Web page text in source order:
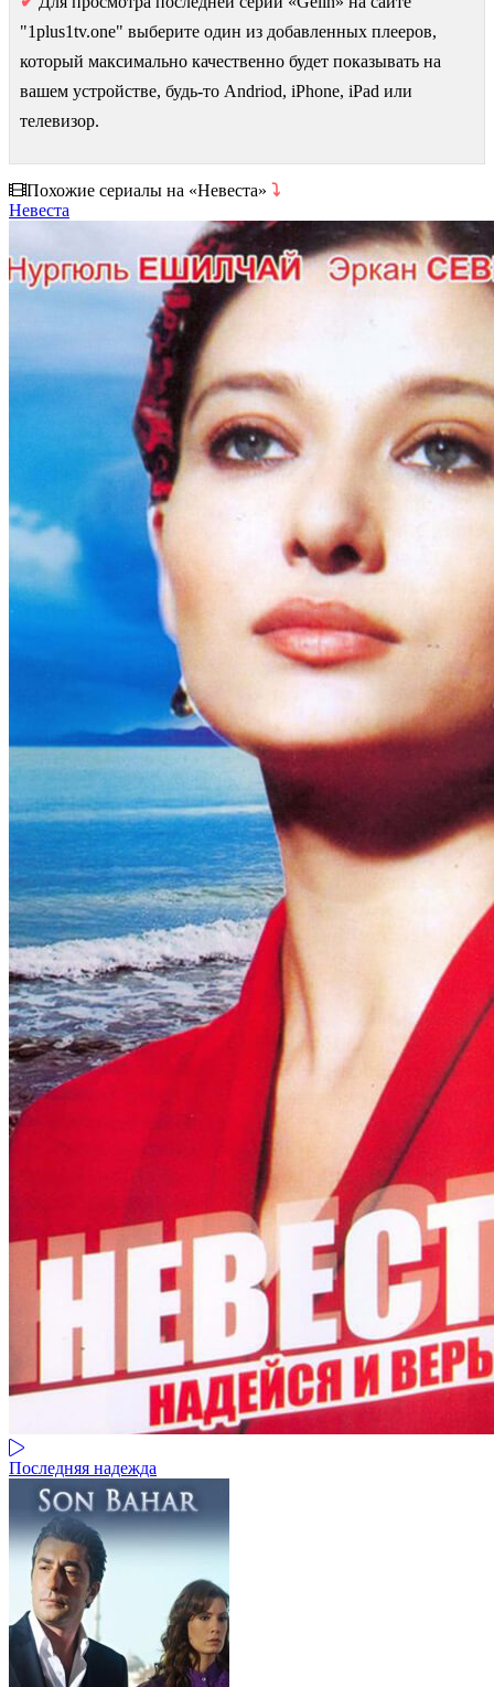
"1plus1tv.one" выберите один из добавленных плееров,
который максимально качественно будет показывать на
вашем устройстве, будь-то Andriod, iPhone, iPad или
телевизор.
Похожие сериалы на «Невеста» ⤵
Невеста
Последняя надежда